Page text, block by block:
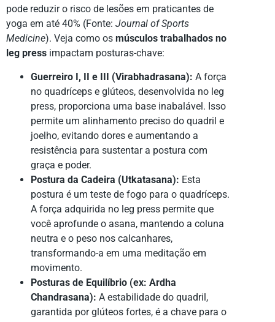
pode reduzir o risco de lesões em praticantes de
yoga em até 40% (Fonte: Journal of Sports
Medicine). Veja como os músculos trabalhados no
leg press impactam posturas-chave:
Guerreiro I, II e III (Virabhadrasana): A força
no quadríceps e glúteos, desenvolvida no leg
press, proporciona uma base inabalável. Isso
permite um alinhamento preciso do quadril e
joelho, evitando dores e aumentando a
resistência para sustentar a postura com
graça e poder.
Postura da Cadeira (Utkatasana): Esta
postura é um teste de fogo para o quadríceps.
A força adquirida no leg press permite que
você aprofunde o asana, mantendo a coluna
neutra e o peso nos calcanhares,
transformando-a em uma meditação em
movimento.
Posturas de Equilíbrio (ex: Ardha
Chandrasana): A estabilidade do quadril,
garantida por glúteos fortes, é a chave para o